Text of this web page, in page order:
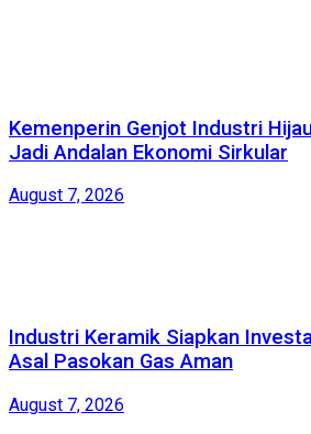
Kemenperin Genjot Industri
Jadi Andalan Ekonomi Sirkular
August 7, 2026
Industri Keramik Siapkan
Asal Pasokan Gas Aman
August 7, 2026